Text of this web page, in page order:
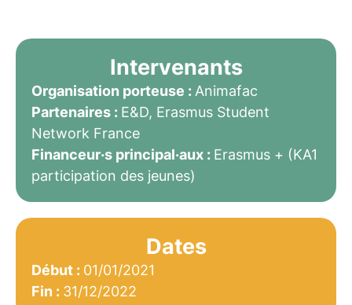
Intervenants
Organisation porteuse : Animafac
Partenaires : E&D, Erasmus Student
Network France
Financeur·s principal·aux : Erasmus + (KA1
participation des jeunes)
Dates
Début : 01/01/2021
Fin : 31/12/2022